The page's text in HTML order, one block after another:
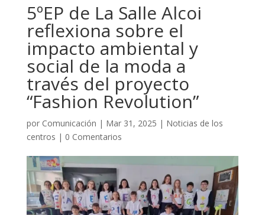
5ºEP de La Salle Alcoi
reflexiona sobre el
impacto ambiental y
social de la moda a
través del proyecto
“Fashion Revolution”
por Comunicación | Mar 31, 2025 | Noticias de los
centros | 0 Comentarios